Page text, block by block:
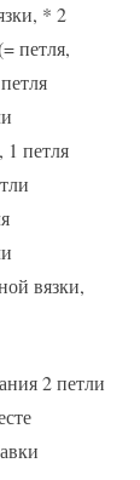
* 2
петля,
1 петля
вязки,
2 петли